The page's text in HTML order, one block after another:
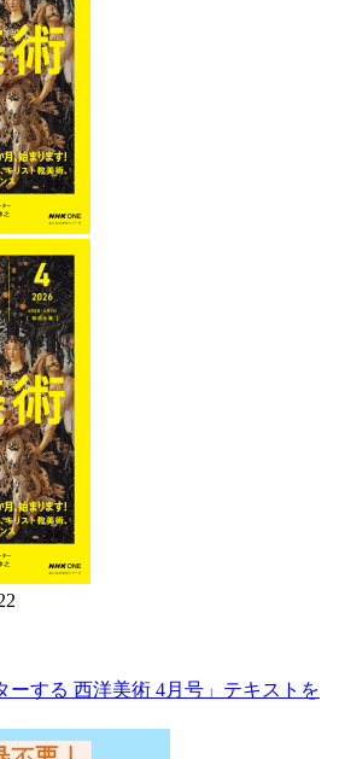
ーする 西洋美術 4月号」テキストを